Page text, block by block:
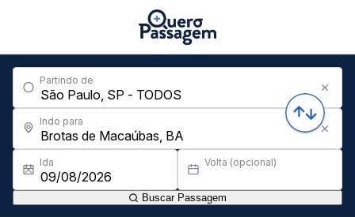
Partindo de
Indo para
Ida Volta (opcional)
Buscar Passagem